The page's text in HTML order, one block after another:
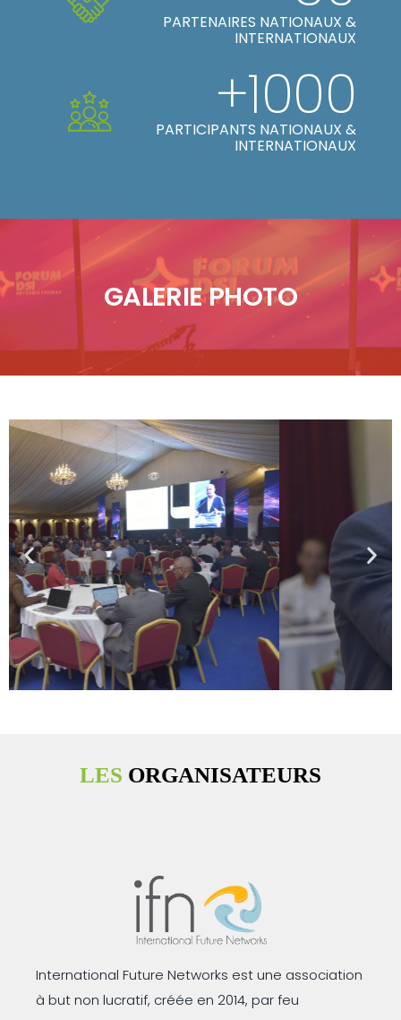
PARTENAIRES NATIONAUX &
INTERNATIONAUX
+1000
PARTICIPANTS NATIONAUX &
INTERNATIONAUX
GALERIE PHOTO
LES ORGANISATEURS
International Future Networks est une association
à but non lucratif, créée en 2014, par feu